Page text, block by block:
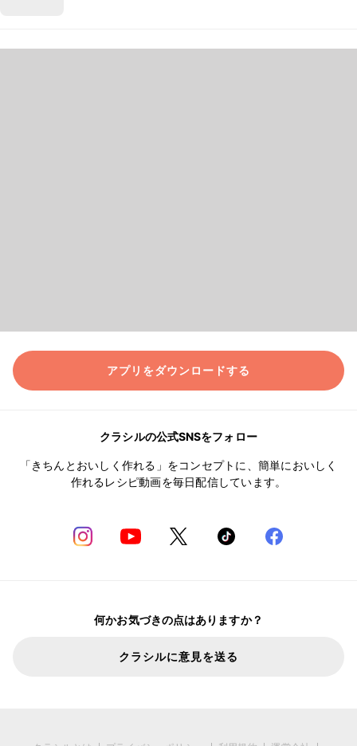
アプリをダウンロードする
クラシルの公式SNSをフォロー
「きちんとおいしく作れる」をコンセプトに、簡単においしく
作れるレシピ動画を毎日配信しています。
何かお気づきの点はありますか？
クラシルに意見を送る